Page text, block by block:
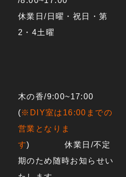
休業日/日曜・祝日・第
2・4土曜
木の香/9:00~17:00
(※DIY室は16:00までの
営業となりま
す) 休業日/不定
期のため随時お知らせい